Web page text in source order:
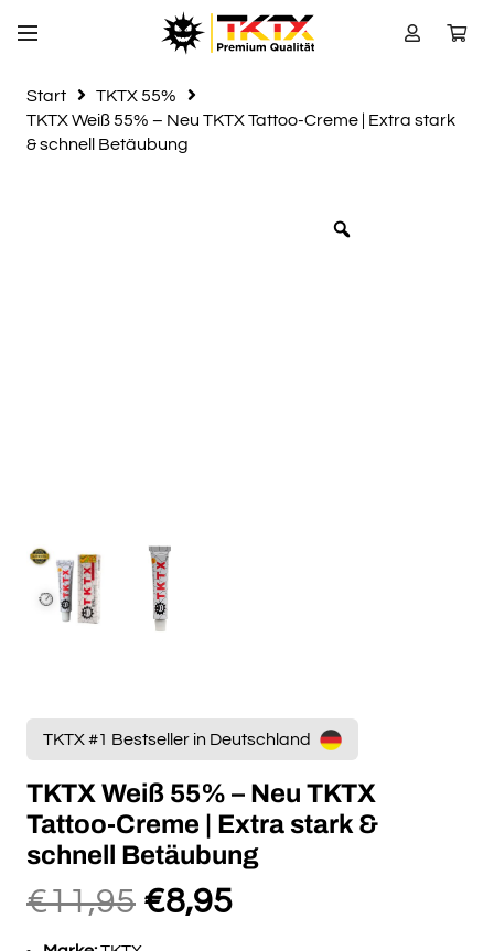
Start
TKTX 55%
TKTX Weiß 55% – Neu TKTX Tattoo-Creme | Extra stark
& schnell Betäubung
TKTX #1 Bestseller in Deutschland
TKTX Weiß 55% – Neu TKTX
Tattoo-Creme | Extra stark &
schnell Betäubung
€11,95 Ursprünglicher
€8,95Aktueller